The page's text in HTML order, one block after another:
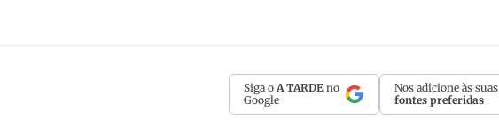
Siga o A TARDE no
Google
Nos adicione às suas
fontes preferidas